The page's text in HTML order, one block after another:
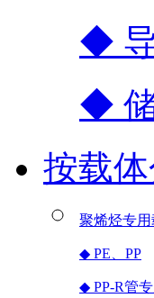
◆
◆
按载
聚烯烃专
◆ PE、PP
◆ PP-R管专